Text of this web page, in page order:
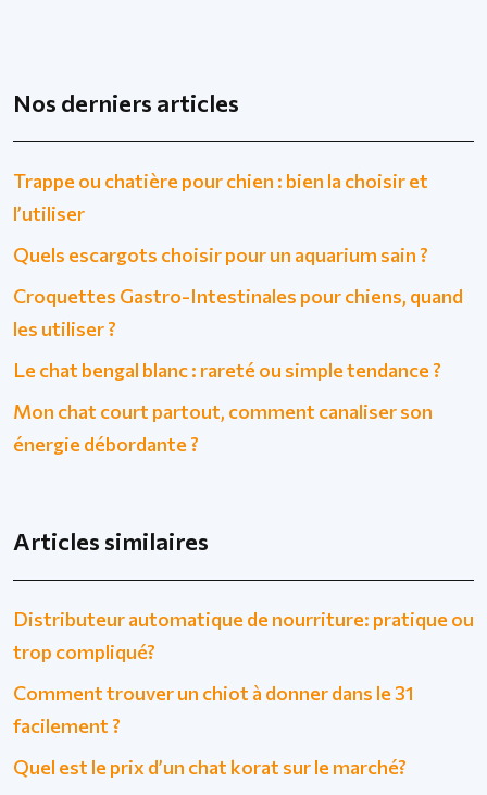
Nos derniers articles
Trappe ou chatière pour chien : bien la choisir et
l’utiliser
Quels escargots choisir pour un aquarium sain ?
Croquettes Gastro-Intestinales pour chiens, quand
les utiliser ?
Le chat bengal blanc : rareté ou simple tendance ?
Mon chat court partout, comment canaliser son
énergie débordante ?
Articles similaires
Distributeur automatique de nourriture: pratique ou
trop compliqué?
Comment trouver un chiot à donner dans le 31
facilement ?
Quel est le prix d’un chat korat sur le marché?